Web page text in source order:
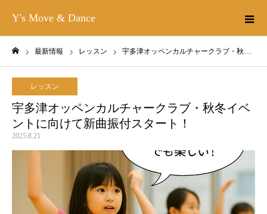
Y's Move & Dance
最新情報 レッスン 宇多津オッペンカルチャークラブ・秋冬イベントに向けて新曲振付スタート！
レッスン
宇多津オッペンカルチャークラブ・秋冬イベ
ントに向けて新曲振付スタート！
2025.8.21